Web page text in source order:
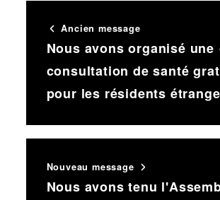
Ancien message
Nous avons organisé une
consultation de santé
pour les résidents
Nouveau message
Nous avons tenu